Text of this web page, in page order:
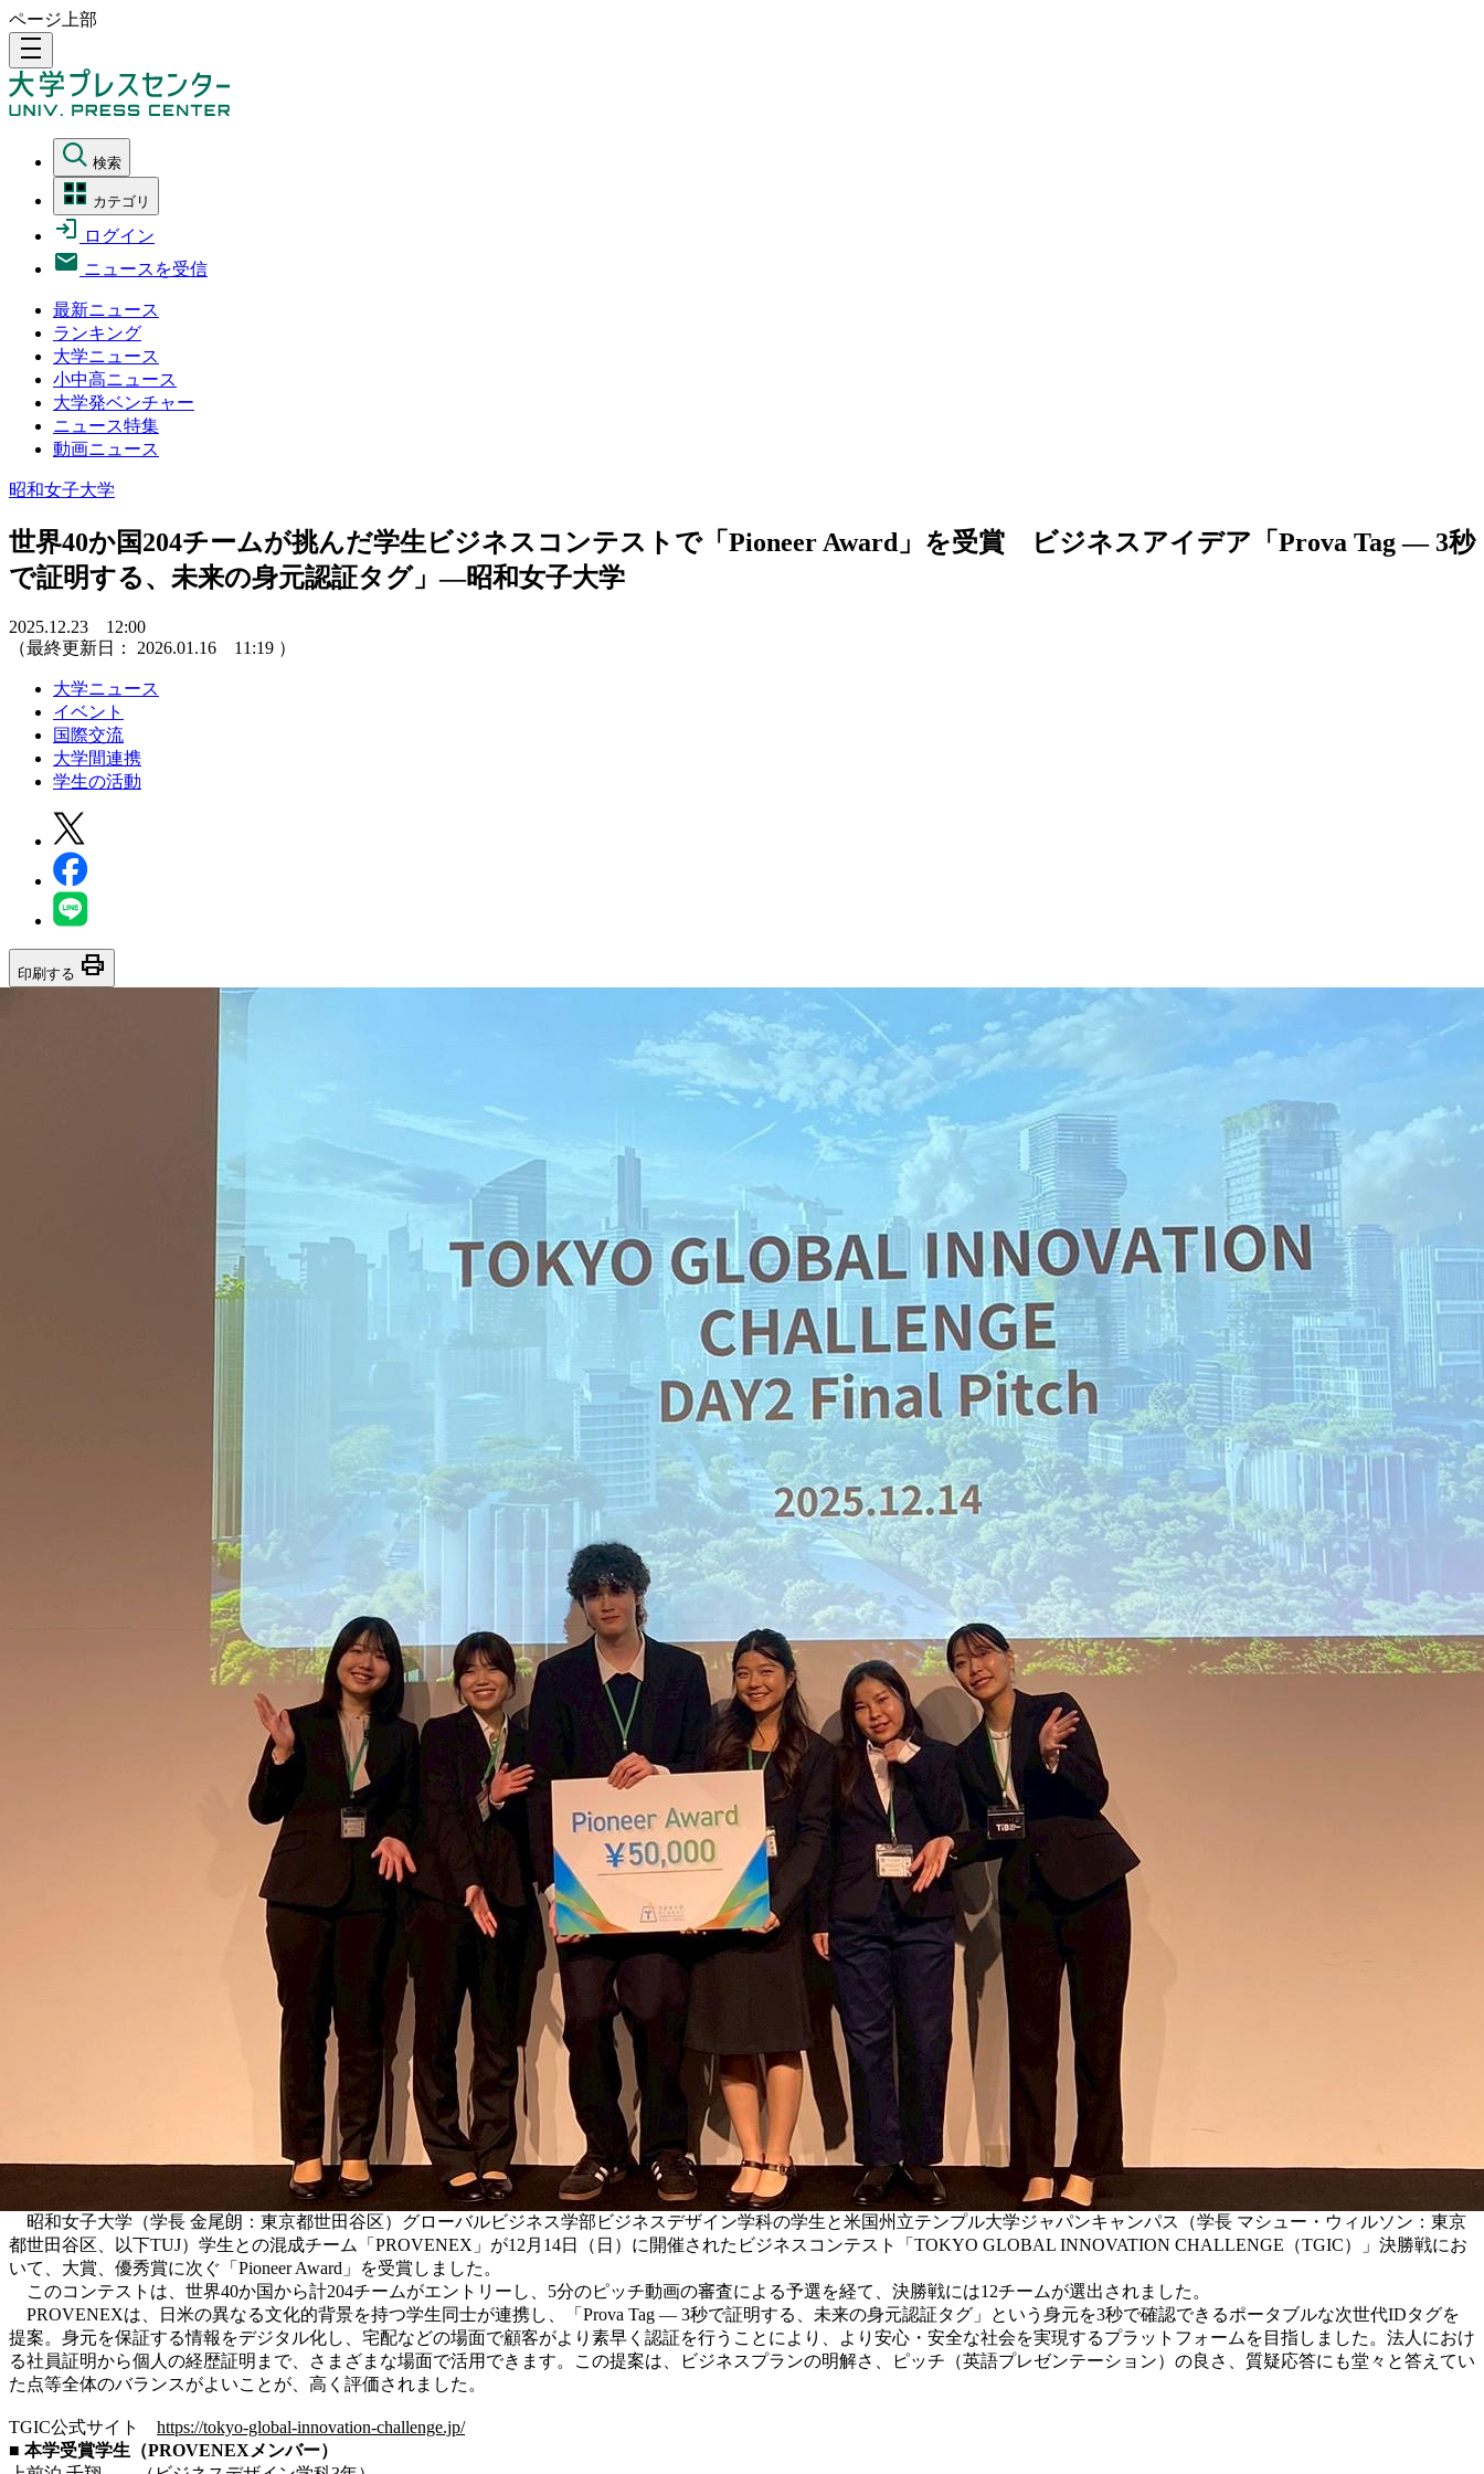
ページ上部
density_medium
検索
カテゴリ
ログイン
ニュースを受信
最新ニュース
ランキング
大学ニュース
小中高ニュース
大学発ベンチャー
ニュース特集
動画ニュース
昭和女子大学
世界40か国204チームが挑んだ学生ビジネスコンテストで「Pioneer Award」を受賞 ビジネスアイデア「Prova Tag ― 3秒
で証明する、未来の身元認証タグ」—昭和女子大学
2025.12.23 12:00
（最終更新日： 2026.01.16 11:19 ）
大学ニュース
イベント
国際交流
大学間連携
学生の活動
印刷する print
昭和女子大学（学長 金尾朗：東京都世田谷区）グローバルビジネス学部ビジネスデザイン学科の学生と米国州立テンプル大学ジャパンキャンパス（学長 マシュー・ウィルソン：東京
都世田谷区、以下TUJ）学生との混成チーム「PROVENEX」が12月14日（日）に開催されたビジネスコンテスト「TOKYO GLOBAL INNOVATION CHALLENGE（TGIC）」決勝戦にお
いて、大賞、優秀賞に次ぐ「Pioneer Award」を受賞しました。
このコンテストは、世界40か国から計204チームがエントリーし、5分のピッチ動画の審査による予選を経て、決勝戦には12チームが選出されました。
PROVENEXは、日米の異なる文化的背景を持つ学生同士が連携し、「Prova Tag ― 3秒で証明する、未来の身元認証タグ」という身元を3秒で確認できるポータブルな次世代IDタグを
提案。身元を保証する情報をデジタル化し、宅配などの場面で顧客がより素早く認証を行うことにより、より安心・安全な社会を実現するプラットフォームを目指しました。法人におけ
る社員証明から個人の経歴証明まで、さまざまな場面で活用できます。この提案は、ビジネスプランの明解さ、ピッチ（英語プレゼンテーション）の良さ、質疑応答にも堂々と答えてい
た点等全体のバランスがよいことが、高く評価されました。
TGIC公式サイト https://tokyo-global-innovation-challenge.jp/
■ 本学受賞学生（PROVENEXメンバー）